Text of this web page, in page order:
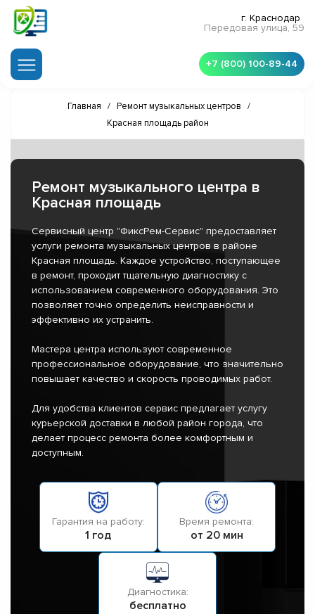
г. Краснодар
Передовая улица, 59
+7 (800) 100-89-44
Главная / Ремонт музыкальных центров
/
Красная площадь район
Ремонт музыкального центра в
Красная площадь
Сервисный центр "ФиксРем-Сервис" предоставляет
услуги ремонта музыкальных центров в районе
Красная площадь. Каждое устройство, поступающее
в ремонт, проходит тщательную диагностику с
использованием современного оборудования. Это
позволяет точно определить неисправности и
эффективно их устранить.
Мастера центра используют современное
профессиональное оборудование, что значительно
повышает качество и скорость проводимых работ.
Для удобства клиентов сервис предлагает услугу
курьерской доставки в любой район города, что
делает процесс ремонта более комфортным и
доступным.
Гарантия на работу:
1 год
Время ремонта:
от 20 мин
Диагностика:
бесплатно